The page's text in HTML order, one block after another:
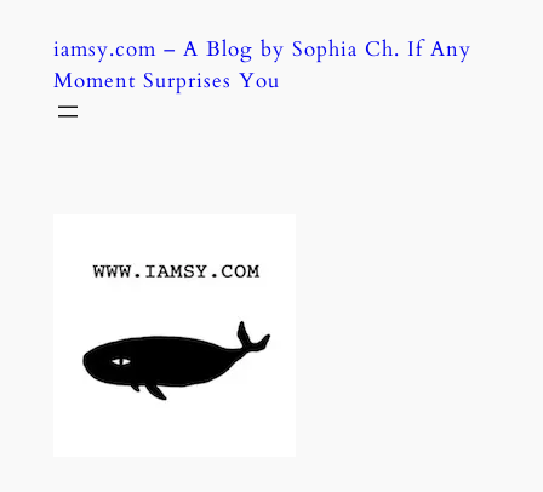
content
iamsy.com – A Blog by Sophia Ch. If Any
Moment Surprises You